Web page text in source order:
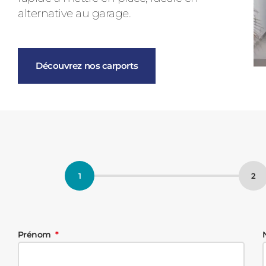
alternative au garage.
Découvrez nos carports
Prénom